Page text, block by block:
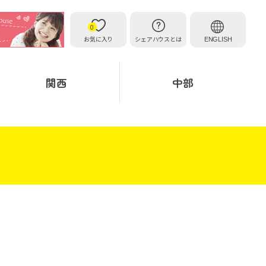
お気に入り
0
シェアハウスとは
ENGLISH
関西 中部